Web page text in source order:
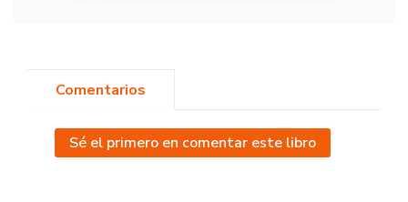
Comentarios
Sé el primero en comentar este libro